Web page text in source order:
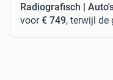
Radiografisch |
voor€ 749, terwijl de